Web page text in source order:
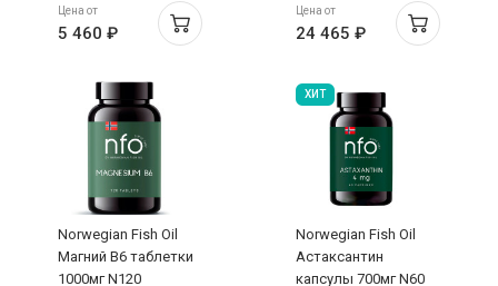
Цена от
5 460 ₽
Цена от
24 465 ₽
Norwegian Fish Oil
Магний В6 таблетки
1000мг N120
ХИТ
Norwegian Fish Oil
Астаксантин
капсулы 700мг N60